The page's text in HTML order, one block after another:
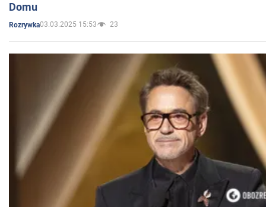
Domu
Rozrywka03.03.2025 15:53 23